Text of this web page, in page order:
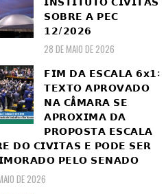
𝗦𝗢𝗕𝗥𝗘 𝗔 𝗣𝗘𝗖
𝟭𝟮/𝟮𝟬𝟮𝟲
28 DE MAIO DE 2026
𝗙𝗜𝗠 𝗗𝗔 𝗘𝗦𝗖𝗔𝗟𝗔 𝟲𝘅𝟭:
𝗧𝗘𝗫𝗧𝗢 𝗔𝗣𝗥𝗢𝗩𝗔𝗗𝗢
𝗡𝗔 𝗖Â𝗠𝗔𝗥𝗔 𝗦𝗘
𝗔𝗣𝗥𝗢𝗫𝗜𝗠𝗔 𝗗𝗔
𝗣𝗥𝗢𝗣𝗢𝗦𝗧𝗔 𝗘𝗦𝗖𝗔𝗟𝗔
𝗗𝗢 𝗖𝗜𝗩𝗜𝗧𝗔𝗦 𝗘 𝗣𝗢𝗗𝗘 𝗦𝗘𝗥
𝗣𝗘𝗟𝗢 𝗦𝗘𝗡𝗔𝗗𝗢
DE 2026